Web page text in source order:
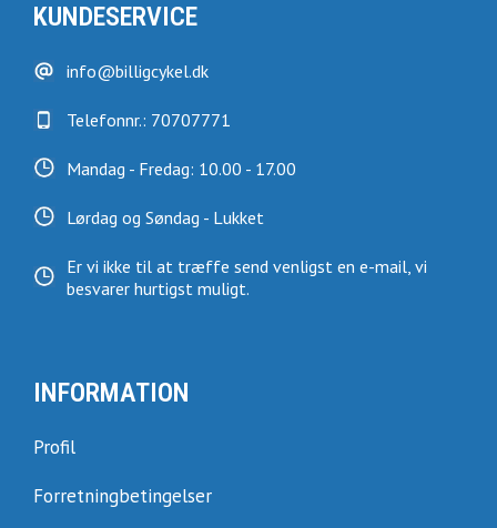
KUNDESERVICE
info@billigcykel.dk
Telefonnr.: 70707771
Mandag - Fredag: 10.00 - 17.00
Lørdag og Søndag - Lukket
Er vi ikke til at træffe send venligst en e-mail, vi
besvarer hurtigst muligt.
INFORMATION
Profil
Forretningbetingelser